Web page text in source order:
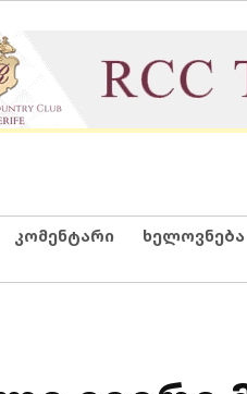
კომენტარი ხელოვნება